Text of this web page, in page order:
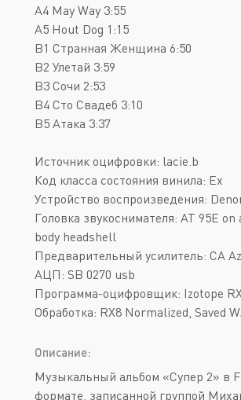
A4 May Way 3:55
A5 Hout Dog 1:15
B1 Странная Женщина 6:50
B2 Улетай 3:59
B3 Сочи 2:53
B4 Сто Свадеб 3:10
B5 Атака 3:37
Источник оцифровки: lacie.b
Код класса состояния винила: Ex
Устройство воспроизведения:
Головка звукоснимателя: AT 95E
body headshell
Предварительный усилитель: CA
АЦП: SB 0270 usb
Программа-оцифровщик: Izotope
Обработка: RX8 Normalized, Saved
Описание:
Музыкальный альбом «Супер 2» в
формате, записанной группой